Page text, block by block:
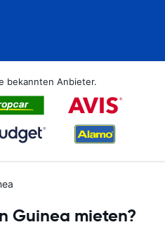
bekannten Anbieter.
Guinea mieten?